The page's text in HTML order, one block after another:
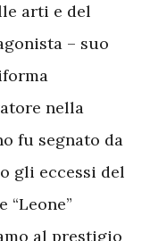
arti e del
– suo
nella
fu segnato da
gli eccessi del
“Leone”
al prestigio